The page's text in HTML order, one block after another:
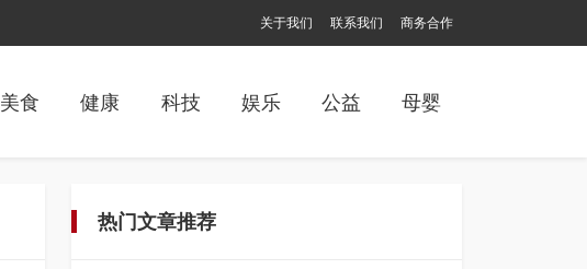
关于我们 联系我们 商务合作
美食 健康 科技 娱乐 公益 母婴
热门文章推荐